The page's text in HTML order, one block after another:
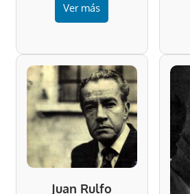
Ver más
Juan Rulfo